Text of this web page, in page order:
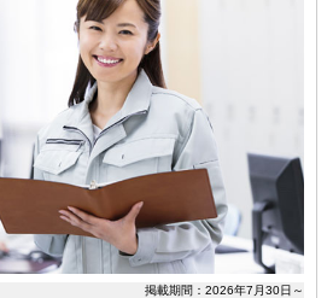
掲載期間：2026年7月30日～